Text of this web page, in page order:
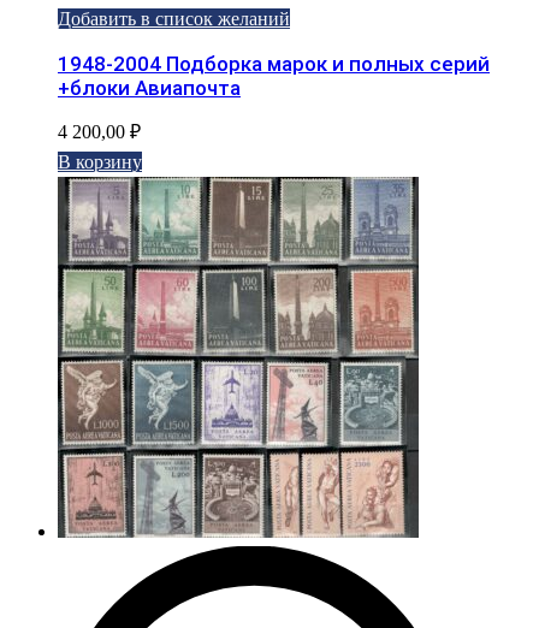
Добавить в список желаний
1948-2004 Подборка марок и полных серий
+блоки Авиапочта
4 200,00 ₽
В корзину